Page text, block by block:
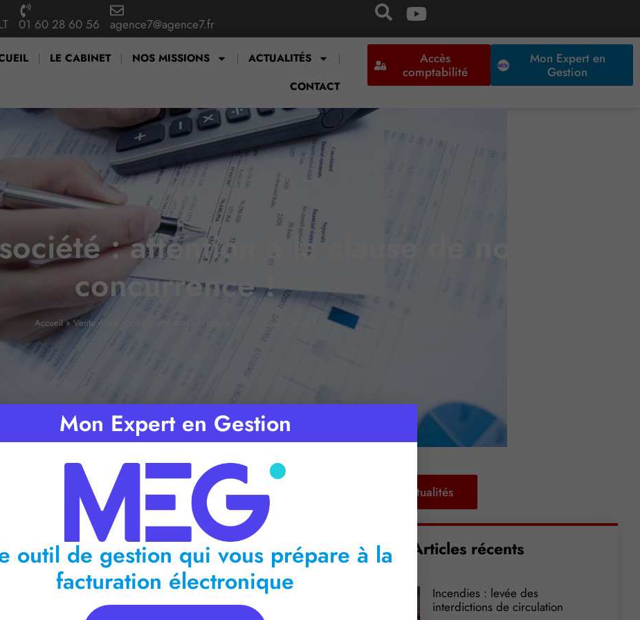
01 60 28 60 56 agence7@agence7.fr
LE CABINET NOS MISSIONS
ACTUALITÉS
CONTACT
Accès
comptabilité
Mon Expert en
Gestion
société : attention à la clause de non-
concurrence !
Accueil»Vente d’une société : attention à la clause de non-concurrence !
Temps de lecture : < 1 minute
Retour aux actualités
Articles récents
Incendies : levée des
interdictions de circulation
Mon Expert en Gestion
outil de gestion qui vous prépare à la
facturation électronique